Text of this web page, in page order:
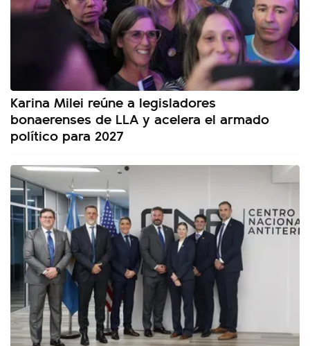
Karina Milei reúne a legisladores
bonaerenses de LLA y acelera el armado
político para 2027